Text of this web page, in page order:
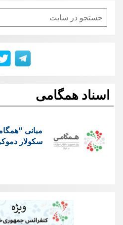
b
o
a
m
in
A
p
Search
اسناد همگامی
مبانی
سکولار